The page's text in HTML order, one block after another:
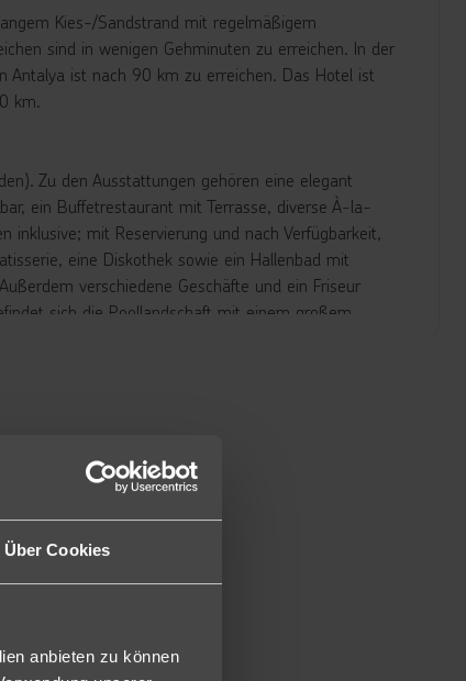
Über Cookies
anbieten zu können
Kies-/Sandstrand mit regelmäßigem
sind in wenigen Gehminuten zu erreichen. In der
Antalya ist nach 90 km zu erreichen. Das Hotel ist
km.
Zu den Ausstattungen gehören eine elegant
ein Buffetrestaurant mit Terrasse, diverse À-la-
mit Reservierung und nach Verfügbarkeit,
eine Diskothek sowie ein Hallenbad mit
verschiedene Geschäfte und ein Friseur
sich die Poollandschaft mit einem großem
erforderlich)